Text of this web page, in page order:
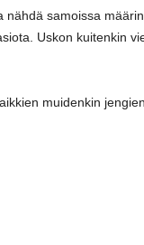
nähdä samoissa
Uskon kuitenkin
muidenkin jengien.